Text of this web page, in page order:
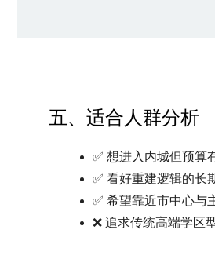
五、适合人群分析
✅ 想进入内城但预算
✅ 看好重建逻辑的长
✅ 希望靠近市中心与
❌ 追求传统高端学区